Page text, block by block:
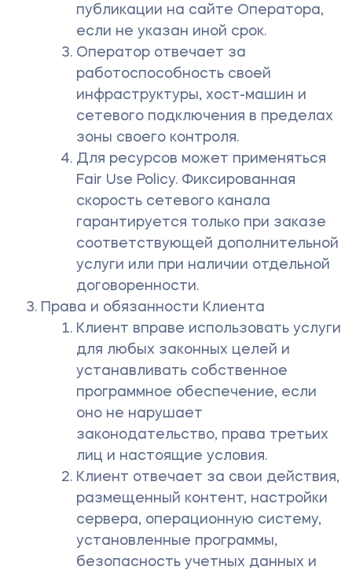
публикации на сайте Оператора,
если не указан иной срок.
Оператор отвечает за
работоспособность своей
инфраструктуры, хост-машин и
сетевого подключения в пределах
зоны своего контроля.
Для ресурсов может применяться
Fair Use Policy. Фиксированная
скорость сетевого канала
гарантируется только при заказе
соответствующей дополнительной
услуги или при наличии отдельной
договоренности.
Права и обязанности Клиента
Клиент вправе использовать услуги
для любых законных целей и
устанавливать собственное
программное обеспечение, если
оно не нарушает
законодательство, права третьих
лиц и настоящие условия.
Клиент отвечает за свои действия,
размещенный контент, настройки
сервера, операционную систему,
установленные программы,
безопасность учетных данных и